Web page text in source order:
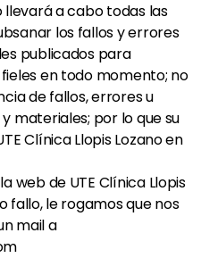
llevará a cabo todas las
los fallos y errores
publicados para
en todo momento; no
de fallos, errores u
materiales; por lo que su
Clínica Llopis Lozano en
web de UTE Clínica Llopis
fallo, le rogamos que nos
mail a